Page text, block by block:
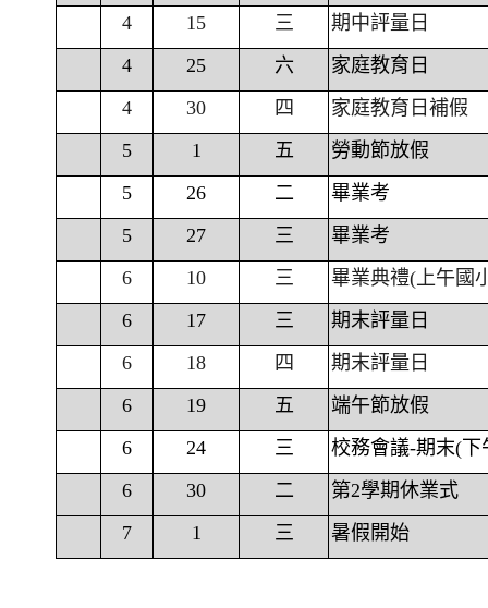
4
15 三
期中評量日
4
25 六
家庭教育日
4
30 四
家庭教育日補假
5
1 五
勞動節放假
5
26 二
畢業考
5
27 三
畢業考
6
10 三
畢業典禮(上午國
6
17 三
期末評量日
6
18 四
期末評量日
6
19 五
端午節放假
6
24 三
校務會議-期末(下
6
30 二
第2學期休業式
7
1 三 暑假開始